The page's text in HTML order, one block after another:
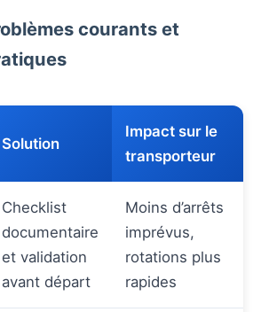
courants et
Solution
Impact sur le
transporteur
Checklist
documentaire
et validation
avant départ
Moins d’arrêts
imprévus,
rotations plus
rapides